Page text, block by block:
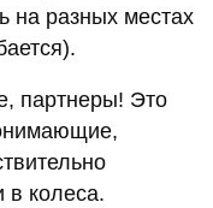
на разных местах
партнеры! Это
в колеса.